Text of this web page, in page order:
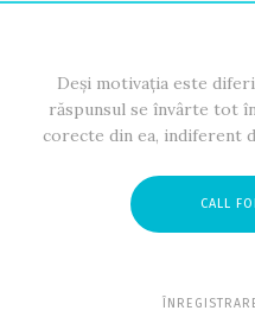
Deși motivația este
răspunsul se învârte tot
corecte din ea, indiferent
CALL